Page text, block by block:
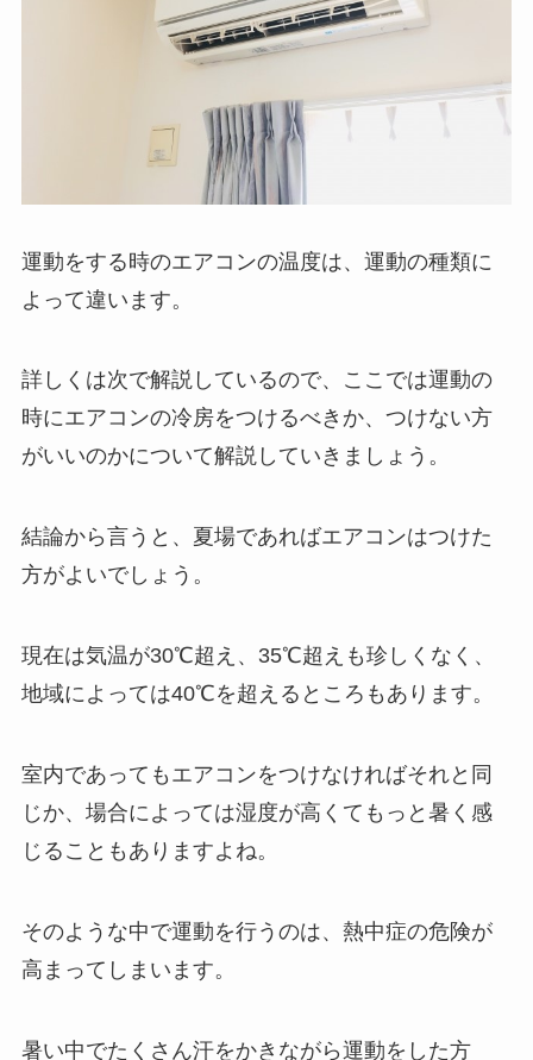
運動をする時のエアコンの温度は、運動の種類に
よって違います。
詳しくは次で解説しているので、ここでは運動の
時にエアコンの冷房をつけるべきか、つけない方
がいいのかについて解説していきましょう。
結論から言うと、夏場であればエアコンはつけた
方がよいでしょう。
現在は気温が30℃超え、35℃超えも珍しくなく、
地域によっては40℃を超えるところもあります。
室内であってもエアコンをつけなければそれと同
じか、場合によっては湿度が高くてもっと暑く感
じることもありますよね。
そのような中で運動を行うのは、熱中症の危険が
高まってしまいます。
暑い中でたくさん汗をかきながら運動をした方